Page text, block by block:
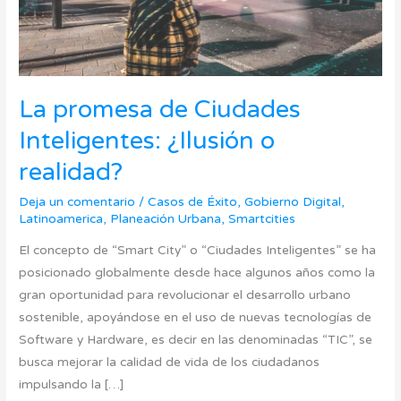
La promesa de Ciudades
Inteligentes: ¿Ilusión o
realidad?
Deja un comentario /Casos de Éxito,Gobierno Digital,
Latinoamerica, Planeación Urbana,Smartcities
El concepto de “Smart City” o “Ciudades Inteligentes” se ha
posicionado globalmente desde hace algunos años como la
gran oportunidad para revolucionar el desarrollo urbano
sostenible, apoyándose en el uso de nuevas tecnologías de
Software y Hardware, es decir en las denominadas “TIC”, se
busca mejorar la calidad de vida de los ciudadanos
impulsando la […]
realidad?